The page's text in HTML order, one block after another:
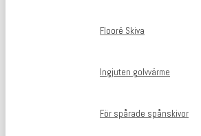
Flooré Skiva
Ingjuten golvvärme
För spårade spånskivor